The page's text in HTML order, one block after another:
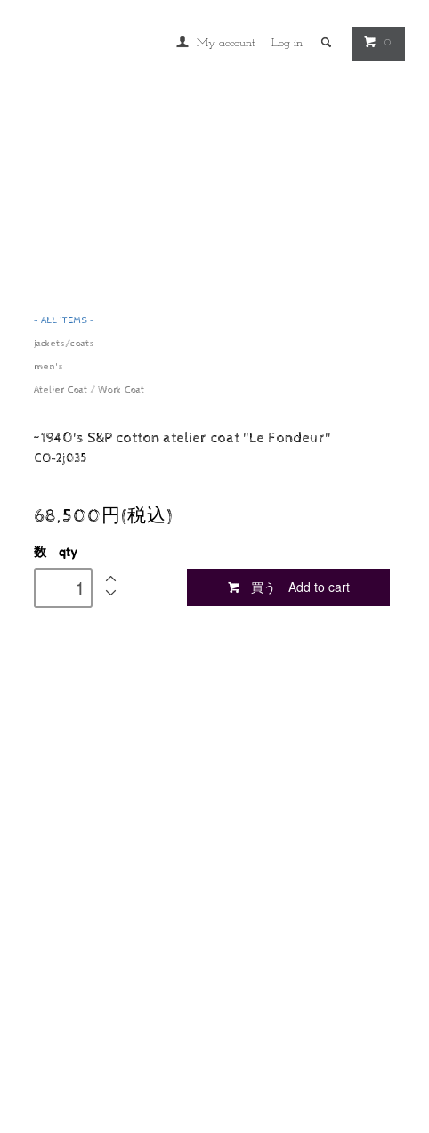
My account Log in 0
- ALL ITEMS -
jackets/coats
men's
Atelier Coat / Work Coat
~1940's S&P cotton atelier coat "Le Fondeur"
CO-2j035
68,500円(税込)
数 qty
買う Add to cart